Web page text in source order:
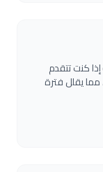
كنت تتقدم
يقلل فترة